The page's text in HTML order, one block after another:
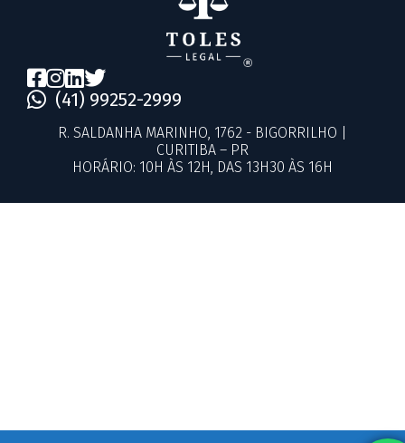
(41) 99252-2999
R. SALDANHA MARINHO, 1762 - BIGORRILHO |
CURITIBA – PR
HORÁRIO: 10H ÀS 12H, DAS 13H30 ÀS 16H